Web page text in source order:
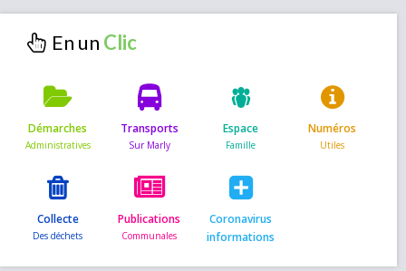
En un
Démarches Transports Espace Numéros
Collecte Publications
Coronavirus
informations